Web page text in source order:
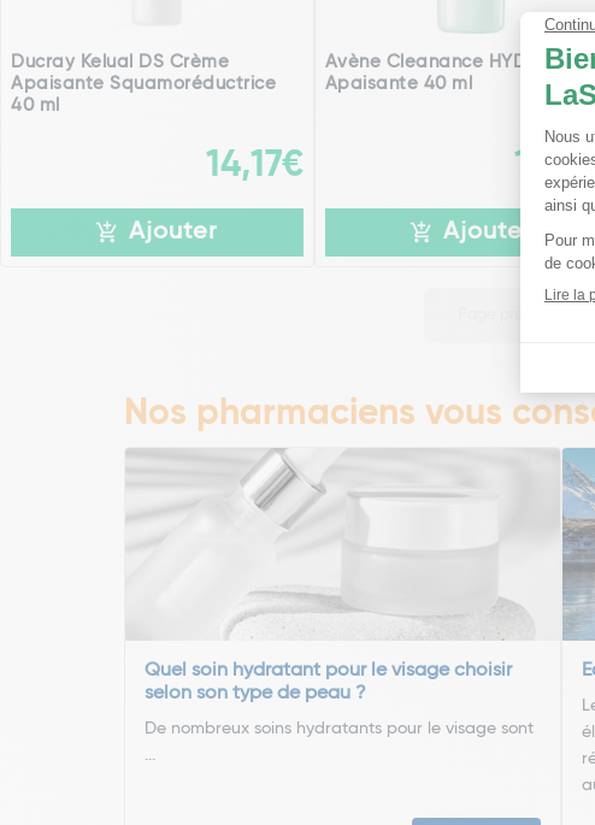
Ducray Kelual DS Crème
Apaisante Squamoréductrice
40 ml
14,17€
Ajouter
Avène Cleanance HYDRA
Apaisante 40 ml
Ajouter
Nos pharmaciens vous
Quel soin hydratant pour le visage choisir
selon son type de peau ?
De nombreux soins hydratants pour le visage sont
...